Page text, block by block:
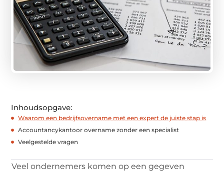
Inhoudsopgave:
Waarom een bedrijfsovername met een expert de juiste stap is
Accountancykantoor overname zonder een specialist
Veelgestelde vragen
Veel ondernemers komen op een gegeven